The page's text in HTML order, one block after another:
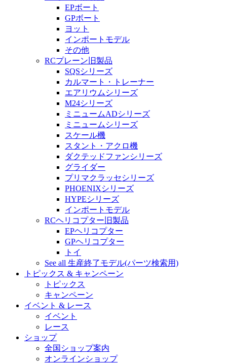
EPボート
GPボート
ヨット
インポートモデル
その他
RCプレーン旧製品
SQSシリーズ
カルマート・トレーナー
エアリウムシリーズ
M24シリーズ
ミニュームADシリーズ
ミニュームシリーズ
スケール機
スタント・アクロ機
ダクテッドファンシリーズ
グライダー
プリマクラッセシリーズ
PHOENIXシリーズ
HYPEシリーズ
インポートモデル
RCヘリコプター旧製品
EPヘリコプター
GPヘリコプター
トイ
See all 生産終了モデル(パーツ検索用)
トピックス & キャンペーン
トピックス
キャンペーン
イベント & レース
イベント
レース
ショップ
全国ショップ案内
オンラインショップ